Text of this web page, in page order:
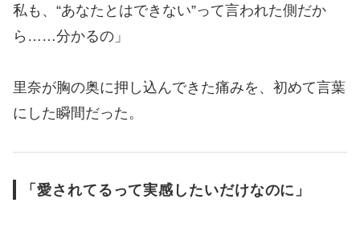
私も、“あなたとはできない”って言われた側だか
ら……分かるの」
里奈が胸の奥に押し込んできた痛みを、初めて言葉
にした瞬間だった。
「愛されてるって実感したいだけなのに」